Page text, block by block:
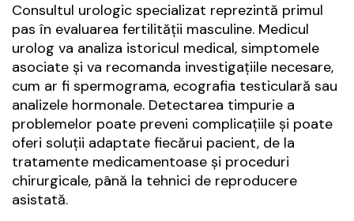
Consultul urologic specializat reprezintă primul
pas în evaluarea fertilității masculine. Medicul
urolog va analiza istoricul medical, simptomele
asociate și va recomanda investigațiile necesare,
cum ar fi spermograma, ecografia testiculară sau
analizele hormonale. Detectarea timpurie a
problemelor poate preveni complicațiile și poate
oferi soluții adaptate fiecărui pacient, de la
tratamente medicamentoase și proceduri
chirurgicale, până la tehnici de reproducere
asistată.